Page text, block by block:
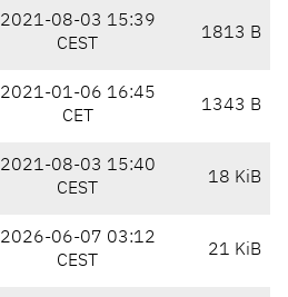
2021-08-03 15:39
CEST
1813 B
2021-01-06 16:45
CET
1343 B
2021-08-03 15:40
CEST
18 KiB
2026-06-07 03:12
CEST
21 KiB